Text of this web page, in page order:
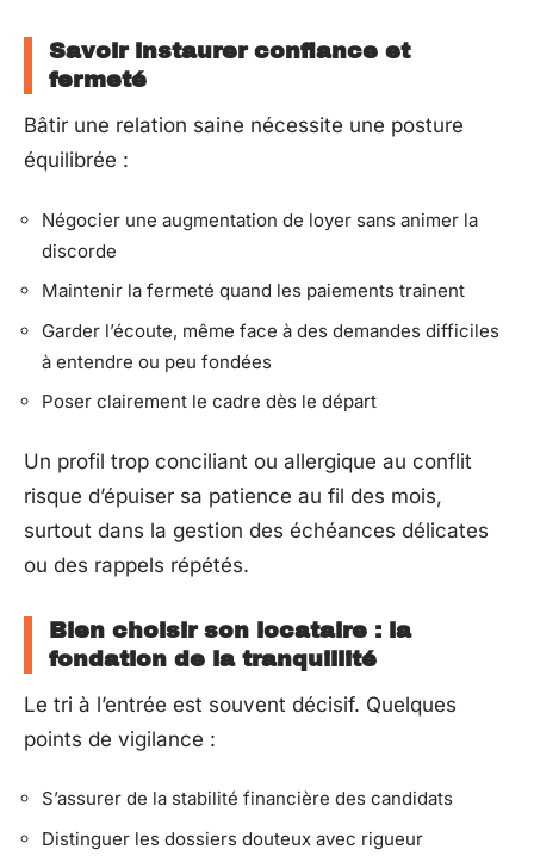
Savoir instaurer confiance et
fermeté
Bâtir une relation saine nécessite une posture
équilibrée :
Négocier une augmentation de loyer sans animer la
discorde
Maintenir la fermeté quand les paiements trainent
Garder l’écoute, même face à des demandes difficiles
à entendre ou peu fondées
Poser clairement le cadre dès le départ
Un profil trop conciliant ou allergique au conflit
risque d’épuiser sa patience au fil des mois,
surtout dans la gestion des échéances délicates
ou des rappels répétés.
Bien choisir son locataire : la
fondation de la tranquillité
Le tri à l’entrée est souvent décisif. Quelques
points de vigilance :
S’assurer de la stabilité financière des candidats
Distinguer les dossiers douteux avec rigueur